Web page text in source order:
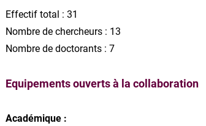
Effectif total : 31
Nombre de chercheurs : 13
Nombre de doctorants : 7
Equipements ouverts à la collaboration
Académique :